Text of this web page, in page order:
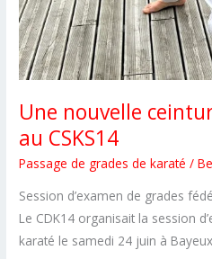
Une nouvelle
au CSKS14
Passage de grades de karaté /
Session d’examen de grades
Le CDK14 organisait la session
karaté le samedi 24 juin à